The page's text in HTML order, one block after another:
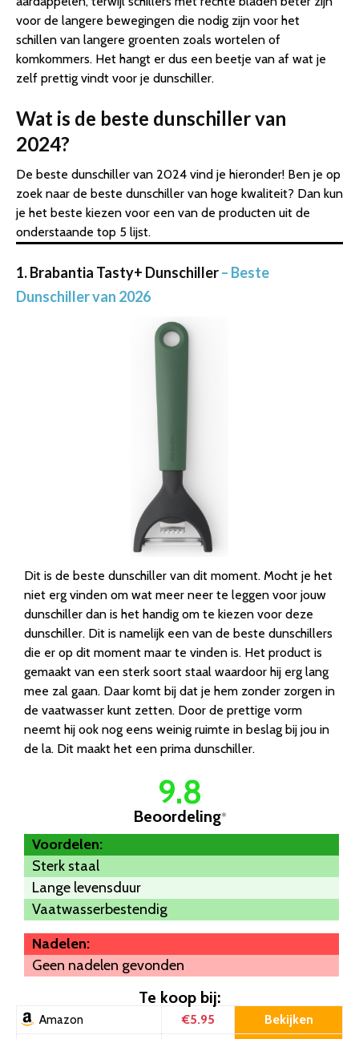
voor de langere bewegingen die nodig zijn voor het
schillen van langere groenten zoals wortelen of
komkommers. Het hangt er dus een beetje van af wat je
zelf prettig vindt voor je dunschiller.
Wat is de beste dunschiller van
2024?
De beste dunschiller van 2024 vind je hieronder! Ben je op
zoek naar de beste dunschiller van hoge kwaliteit? Dan kun
je het beste kiezen voor een van de producten uit de
onderstaande top 5 lijst.
1. Brabantia Tasty+ Dunschiller– Beste
Dunschiller van 2026
Dit is de beste dunschiller van dit moment. Mocht je het
niet erg vinden om wat meer neer te leggen voor jouw
dunschiller dan is het handig om te kiezen voor deze
dunschiller. Dit is namelijk een van de beste dunschillers
die er op dit moment maar te vinden is. Het product is
gemaakt van een sterk soort staal waardoor hij erg lang
mee zal gaan. Daar komt bij dat je hem zonder zorgen in
de vaatwasser kunt zetten. Door de prettige vorm
neemt hij ook nog eens weinig ruimte in beslag bij jou in
de la. Dit maakt het een prima dunschiller.
9.8
Beoordeling*
Voordelen:
Sterk staal
Lange levensduur
Vaatwasserbestendig
Nadelen:
Geen nadelen gevonden
Te koop bij:
Amazon €5.95 Bekijken